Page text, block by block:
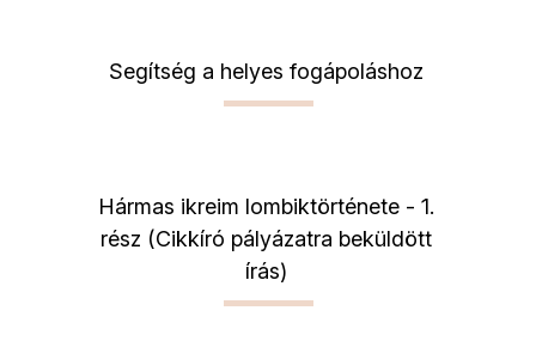
Segítség a helyes fogápoláshoz
Hármas ikreim lombiktörténete - 1.
rész (Cikkíró pályázatra beküldött
írás)